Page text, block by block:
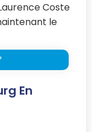
Coste
le
En